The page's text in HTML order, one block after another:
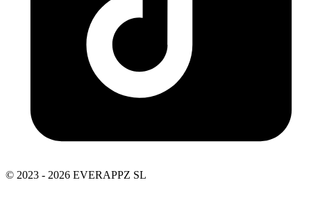
© 2023 - 2026 EVERAPPZ SL